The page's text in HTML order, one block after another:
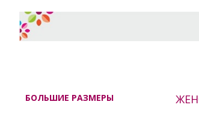
БОЛЬШИЕ РАЗМЕРЫ